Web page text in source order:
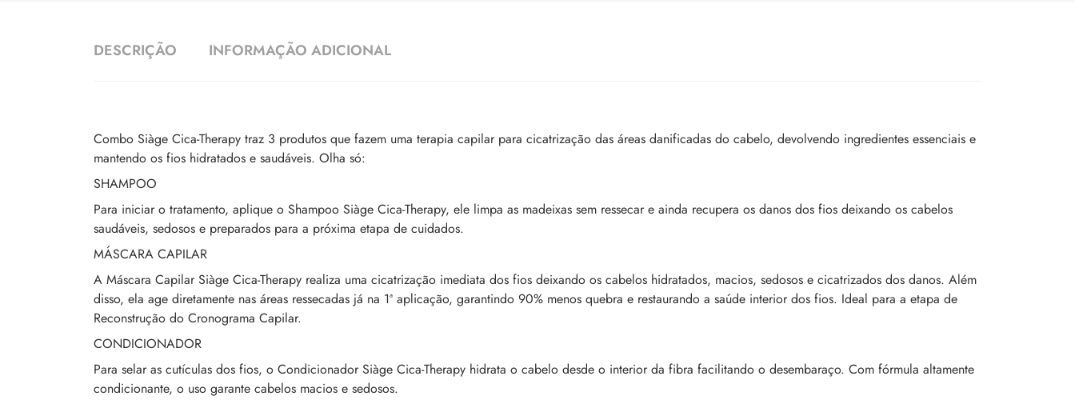
DESCRIÇÃO INFORMAÇÃO ADICIONAL
Combo Siàge Cica-Therapy traz 3 produtos que fazem uma terapia capilar para cicatrização das áreas danificadas do cabelo, devolvendo ingredientes essenciais e
mantendo os fios hidratados e saudáveis. Olha só:
SHAMPOO
Para iniciar o tratamento, aplique o Shampoo Siàge Cica-Therapy, ele limpa as madeixas sem ressecar e ainda recupera os danos dos fios deixando os cabelos
saudáveis, sedosos e preparados para a próxima etapa de cuidados.
MÁSCARA CAPILAR
A Máscara Capilar Siàge Cica-Therapy realiza uma cicatrização imediata dos fios deixando os cabelos hidratados, macios, sedosos e cicatrizados dos danos. Além
disso, ela age diretamente nas áreas ressecadas já na 1ª aplicação, garantindo 90% menos quebra e restaurando a saúde interior dos fios. Ideal para a etapa de
Reconstrução do Cronograma Capilar.
CONDICIONADOR
Para selar as cutículas dos fios, o Condicionador Siàge Cica-Therapy hidrata o cabelo desde o interior da fibra facilitando o desembaraço. Com fórmula altamente
condicionante, o uso garante cabelos macios e sedosos.